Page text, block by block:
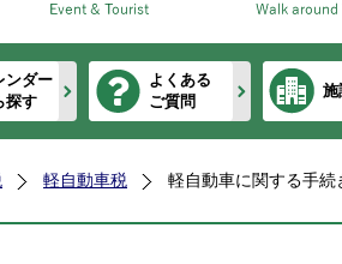
ンダー
探す
よくある
ご質問
施
軽自動車税 軽自動車に関する手続